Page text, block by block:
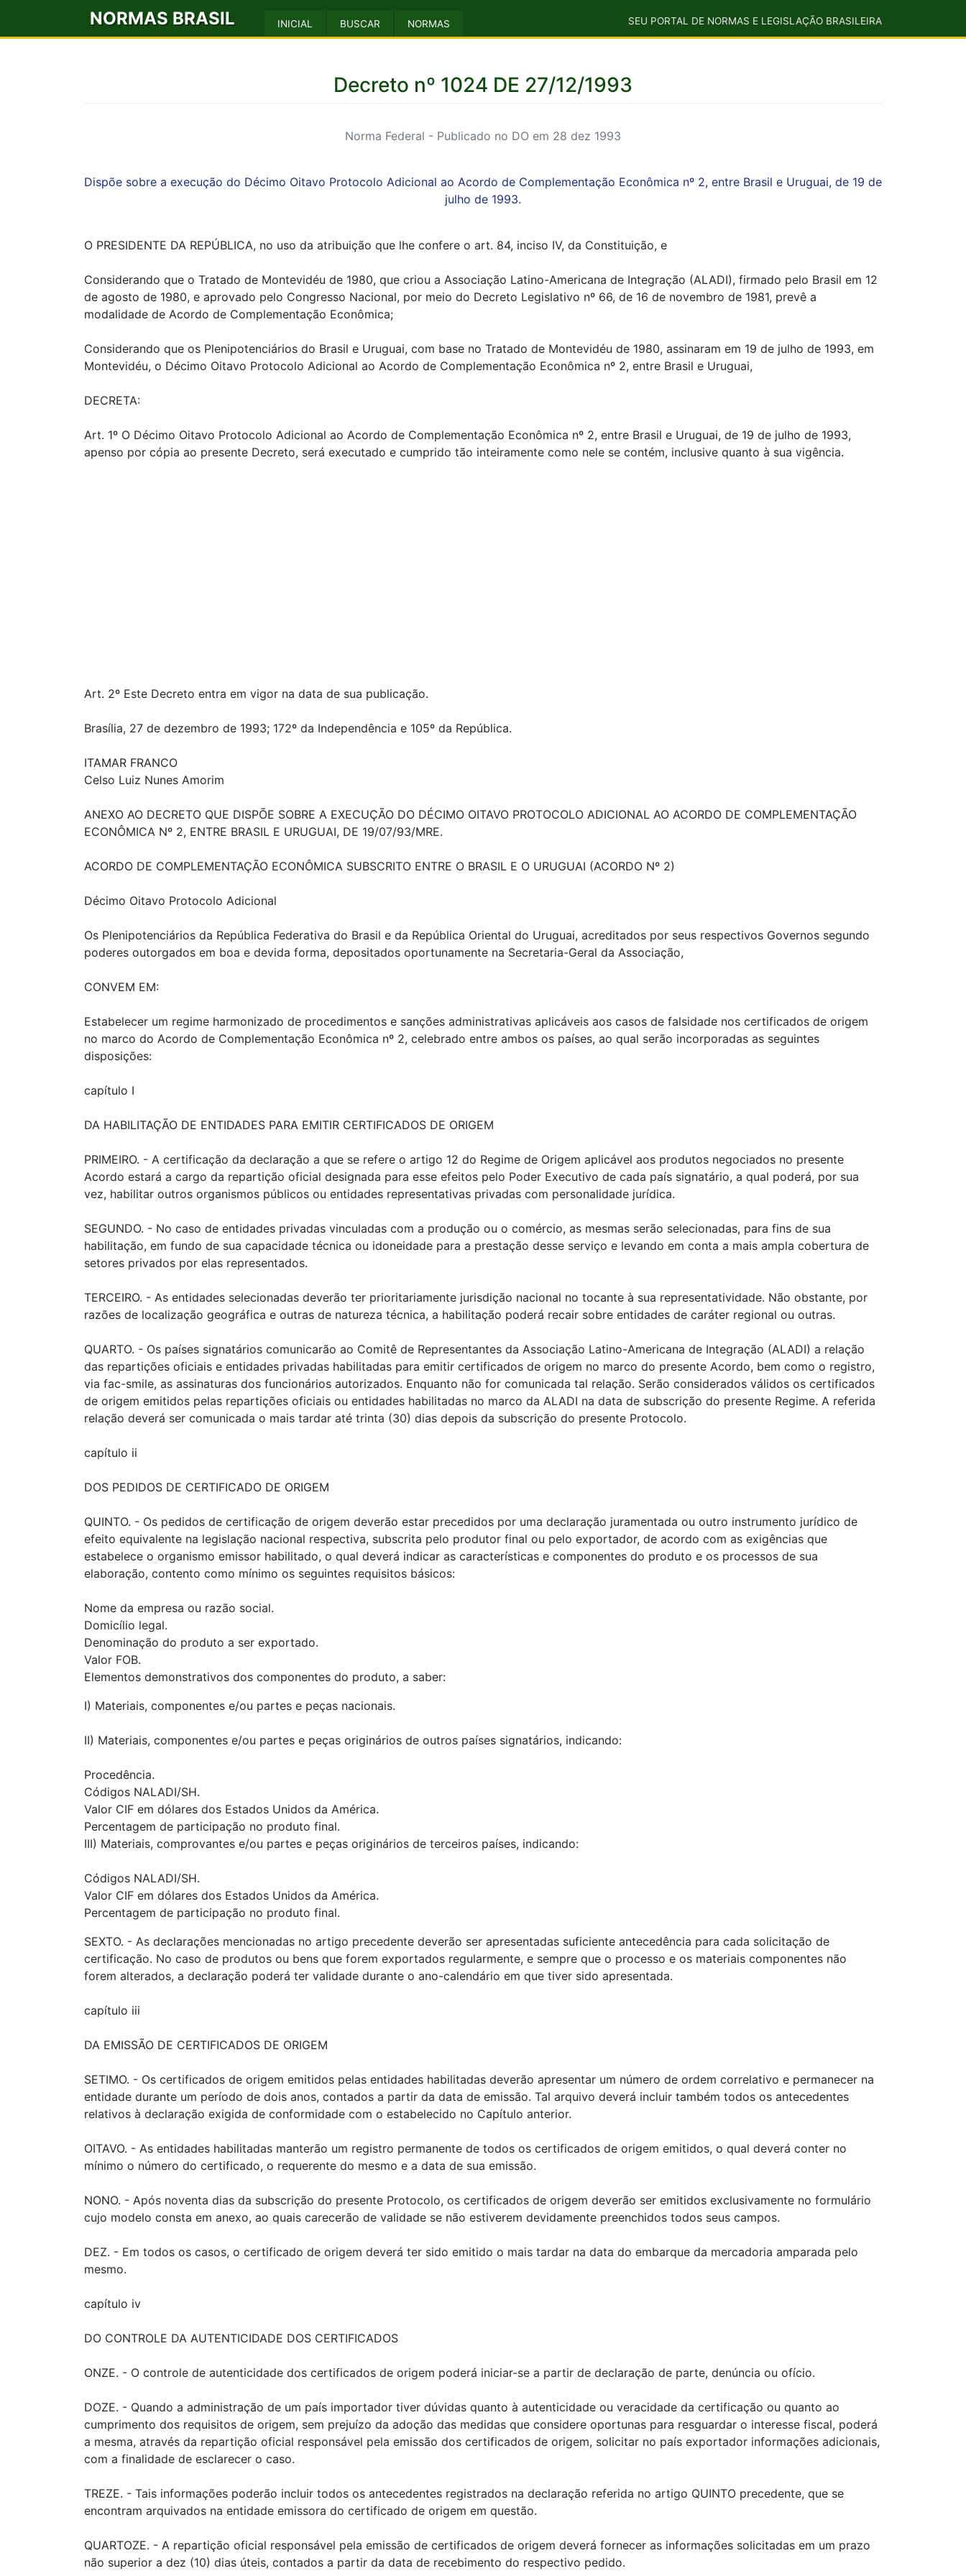
NORMAS BRASIL INICIAL BUSCAR NORMAS SEU PORTAL DE NORMAS E LEGISLAÇÃO BRASILEIRA
Decreto nº 1024 DE 27/12/1993
Norma Federal - Publicado no DO em 28 dez 1993
Dispõe sobre a execução do Décimo Oitavo Protocolo Adicional ao Acordo de Complementação Econômica nº 2, entre Brasil e Uruguai, de 19 de
julho de 1993.
O PRESIDENTE DA REPÚBLICA, no uso da atribuição que lhe confere o art. 84, inciso IV, da Constituição, e
Considerando que o Tratado de Montevidéu de 1980, que criou a Associação Latino-Americana de Integração (ALADI), firmado pelo Brasil em 12
de agosto de 1980, e aprovado pelo Congresso Nacional, por meio do Decreto Legislativo nº 66, de 16 de novembro de 1981, prevê a
modalidade de Acordo de Complementação Econômica;
Considerando que os Plenipotenciários do Brasil e Uruguai, com base no Tratado de Montevidéu de 1980, assinaram em 19 de julho de 1993, em
Montevidéu, o Décimo Oitavo Protocolo Adicional ao Acordo de Complementação Econômica nº 2, entre Brasil e Uruguai,
DECRETA:
Art. 1º O Décimo Oitavo Protocolo Adicional ao Acordo de Complementação Econômica nº 2, entre Brasil e Uruguai, de 19 de julho de 1993,
apenso por cópia ao presente Decreto, será executado e cumprido tão inteiramente como nele se contém, inclusive quanto à sua vigência.
Art. 2º Este Decreto entra em vigor na data de sua publicação.
Brasília, 27 de dezembro de 1993; 172º da Independência e 105º da República.
ITAMAR FRANCO
Celso Luiz Nunes Amorim
ANEXO AO DECRETO QUE DISPÕE SOBRE A EXECUÇÃO DO DÉCIMO OITAVO PROTOCOLO ADICIONAL AO ACORDO DE COMPLEMENTAÇÃO
ECONÔMICA Nº 2, ENTRE BRASIL E URUGUAI, DE 19/07/93/MRE.
ACORDO DE COMPLEMENTAÇÃO ECONÔMICA SUBSCRITO ENTRE O BRASIL E O URUGUAI (ACORDO Nº 2)
Décimo Oitavo Protocolo Adicional
Os Plenipotenciários da República Federativa do Brasil e da República Oriental do Uruguai, acreditados por seus respectivos Governos segundo
poderes outorgados em boa e devida forma, depositados oportunamente na Secretaria-Geral da Associação,
CONVEM EM:
Estabelecer um regime harmonizado de procedimentos e sanções administrativas aplicáveis aos casos de falsidade nos certificados de origem
no marco do Acordo de Complementação Econômica nº 2, celebrado entre ambos os países, ao qual serão incorporadas as seguintes
disposições:
capítulo I
DA HABILITAÇÃO DE ENTIDADES PARA EMITIR CERTIFICADOS DE ORIGEM
PRIMEIRO. - A certificação da declaração a que se refere o artigo 12 do Regime de Origem aplicável aos produtos negociados no presente
Acordo estará a cargo da repartição oficial designada para esse efeitos pelo Poder Executivo de cada país signatário, a qual poderá, por sua
vez, habilitar outros organismos públicos ou entidades representativas privadas com personalidade jurídica.
SEGUNDO. - No caso de entidades privadas vinculadas com a produção ou o comércio, as mesmas serão selecionadas, para fins de sua
habilitação, em fundo de sua capacidade técnica ou idoneidade para a prestação desse serviço e levando em conta a mais ampla cobertura de
setores privados por elas representados.
TERCEIRO. - As entidades selecionadas deverão ter prioritariamente jurisdição nacional no tocante à sua representatividade. Não obstante, por
razões de localização geográfica e outras de natureza técnica, a habilitação poderá recair sobre entidades de caráter regional ou outras.
QUARTO. - Os países signatários comunicarão ao Comitê de Representantes da Associação Latino-Americana de Integração (ALADI) a relação
das repartições oficiais e entidades privadas habilitadas para emitir certificados de origem no marco do presente Acordo, bem como o registro,
via fac-smile, as assinaturas dos funcionários autorizados. Enquanto não for comunicada tal relação. Serão considerados válidos os certificados
de origem emitidos pelas repartições oficiais ou entidades habilitadas no marco da ALADI na data de subscrição do presente Regime. A referida
relação deverá ser comunicada o mais tardar até trinta (30) dias depois da subscrição do presente Protocolo.
capítulo ii
DOS PEDIDOS DE CERTIFICADO DE ORIGEM
QUINTO. - Os pedidos de certificação de origem deverão estar precedidos por uma declaração juramentada ou outro instrumento jurídico de
efeito equivalente na legislação nacional respectiva, subscrita pelo produtor final ou pelo exportador, de acordo com as exigências que
estabelece o organismo emissor habilitado, o qual deverá indicar as características e componentes do produto e os processos de sua
elaboração, contento como mínimo os seguintes requisitos básicos:
Nome da empresa ou razão social.
Domicílio legal.
Denominação do produto a ser exportado.
Valor FOB.
Elementos demonstrativos dos componentes do produto, a saber:
I) Materiais, componentes e/ou partes e peças nacionais.
II) Materiais, componentes e/ou partes e peças originários de outros países signatários, indicando:
Procedência.
Códigos NALADI/SH.
Valor CIF em dólares dos Estados Unidos da América.
Percentagem de participação no produto final.
III) Materiais, comprovantes e/ou partes e peças originários de terceiros países, indicando:
Códigos NALADI/SH.
Valor CIF em dólares dos Estados Unidos da América.
Percentagem de participação no produto final.
SEXTO. - As declarações mencionadas no artigo precedente deverão ser apresentadas suficiente antecedência para cada solicitação de
certificação. No caso de produtos ou bens que forem exportados regularmente, e sempre que o processo e os materiais componentes não
forem alterados, a declaração poderá ter validade durante o ano-calendário em que tiver sido apresentada.
capítulo iii
DA EMISSÃO DE CERTIFICADOS DE ORIGEM
SETIMO. - Os certificados de origem emitidos pelas entidades habilitadas deverão apresentar um número de ordem correlativo e permanecer na
entidade durante um período de dois anos, contados a partir da data de emissão. Tal arquivo deverá incluir também todos os antecedentes
relativos à declaração exigida de conformidade com o estabelecido no Capítulo anterior.
OITAVO. - As entidades habilitadas manterão um registro permanente de todos os certificados de origem emitidos, o qual deverá conter no
mínimo o número do certificado, o requerente do mesmo e a data de sua emissão.
NONO. - Após noventa dias da subscrição do presente Protocolo, os certificados de origem deverão ser emitidos exclusivamente no formulário
cujo modelo consta em anexo, ao quais carecerão de validade se não estiverem devidamente preenchidos todos seus campos.
DEZ. - Em todos os casos, o certificado de origem deverá ter sido emitido o mais tardar na data do embarque da mercadoria amparada pelo
mesmo.
capítulo iv
DO CONTROLE DA AUTENTICIDADE DOS CERTIFICADOS
ONZE. - O controle de autenticidade dos certificados de origem poderá iniciar-se a partir de declaração de parte, denúncia ou ofício.
DOZE. - Quando a administração de um país importador tiver dúvidas quanto à autenticidade ou veracidade da certificação ou quanto ao
cumprimento dos requisitos de origem, sem prejuízo da adoção das medidas que considere oportunas para resguardar o interesse fiscal, poderá
a mesma, através da repartição oficial responsável pela emissão dos certificados de origem, solicitar no país exportador informações adicionais,
com a finalidade de esclarecer o caso.
TREZE. - Tais informações poderão incluir todos os antecedentes registrados na declaração referida no artigo QUINTO precedente, que se
encontram arquivados na entidade emissora do certificado de origem em questão.
QUARTOZE. - A repartição oficial responsável pela emissão de certificados de origem deverá fornecer as informações solicitadas em um prazo
não superior a dez (10) dias úteis, contados a partir da data de recebimento do respectivo pedido.